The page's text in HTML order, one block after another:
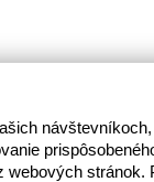
webových stránok.